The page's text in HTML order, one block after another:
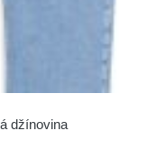
džínovina